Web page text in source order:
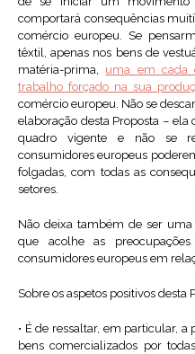
comportará consequências
comércio europeu. Se
têxtil, apenas nos bens de
matéria-prima, uma em cada
trabalho forçado na sua
comércio europeu. Não se
elaboração desta Proposta –
quadro vigente e não se
consumidores europeus
folgadas, com todas as
setores.
Não deixa também de ser
que acolhe as
consumidores europeus em
Sobre os aspetos positivos desta
• É de ressaltar, em particular,
bens comercializados por